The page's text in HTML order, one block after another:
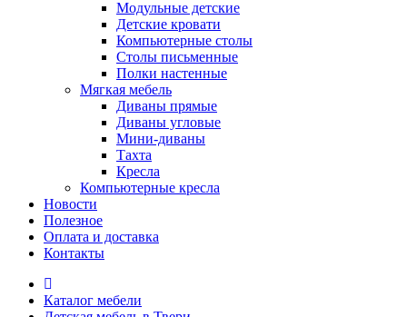
Модульные детские
Детские кровати
Компьютерные столы
Столы письменные
Полки настенные
Мягкая мебель
Диваны прямые
Диваны угловые
Мини-диваны
Тахта
Кресла
Компьютерные кресла
Новости
Полезное
Оплата и доставка
Контакты
Каталог мебели